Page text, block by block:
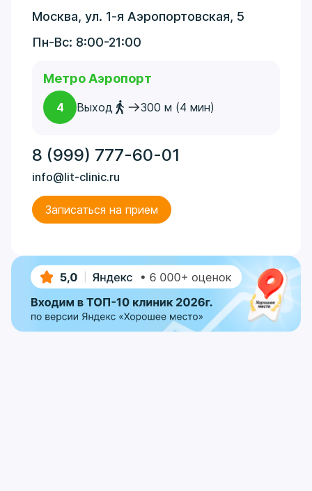
Москва, ул. 1-я Аэропортовская, 5
Пн-Вс: 8:00-21:00
Метро Аэропорт
4 Выход 300 м (4 мин)
8 (999) 777-60-01
info@lit-clinic.ru
Записаться на прием